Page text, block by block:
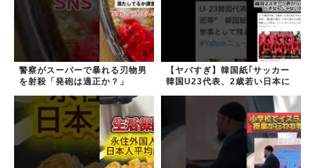
警察がスーパーで暴れる刃物男
を射殺「発砲は適正か？」
【ヤバすぎ】韓国紙｢サッカー
韓国U23代表、2歳若い日本に